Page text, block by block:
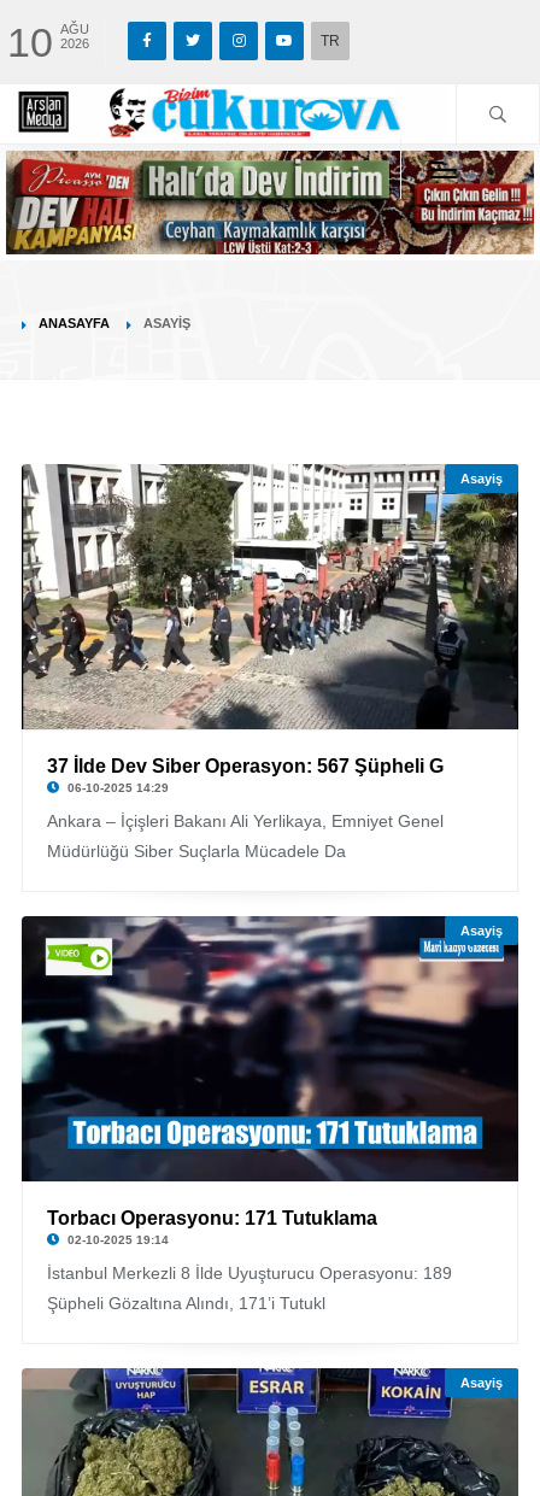
10 AĞU
2026
TR
ANASAYFA ASAYIŞ
Asayiş
37 İlde Dev Siber Operasyon: 567 Şüpheli G
06-10-2025 14:29
Ankara – İçişleri Bakanı Ali Yerlikaya, Emniyet Genel
Müdürlüğü Siber Suçlarla Mücadele Da
Asayiş
Torbacı Operasyonu: 171 Tutuklama
02-10-2025 19:14
İstanbul Merkezli 8 İlde Uyuşturucu Operasyonu: 189
Şüpheli Gözaltına Alındı, 171’i Tutukl
Asayiş